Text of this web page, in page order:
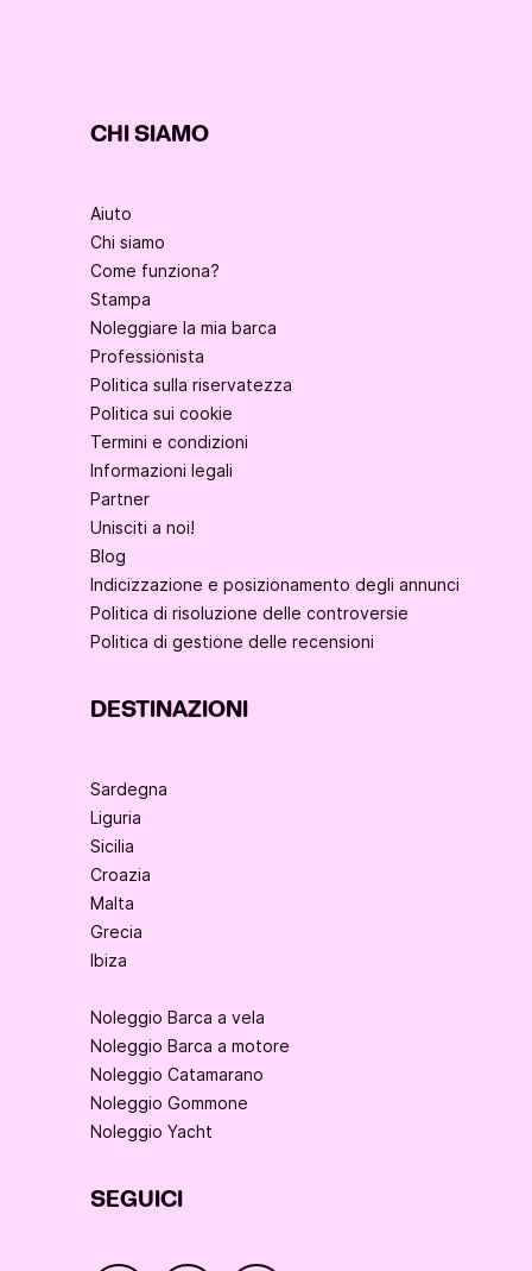
CHI SIAMO
Aiuto
Chi siamo
Come funziona?
Stampa
Noleggiare la mia barca
Professionista
Politica sulla riservatezza
Politica sui cookie
Termini e condizioni
Informazioni legali
Partner
Unisciti a noi!
Blog
Indicizzazione e posizionamento degli annunci
Politica di risoluzione delle controversie
Politica di gestione delle recensioni
DESTINAZIONI
Sardegna
Liguria
Sicilia
Croazia
Malta
Grecia
Ibiza
Noleggio Barca a vela
Noleggio Barca a motore
Noleggio Catamarano
Noleggio Gommone
Noleggio Yacht
SEGUICI